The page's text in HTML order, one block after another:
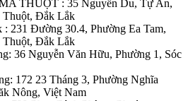
THUỘT : 35 Nguyễn Du, Tự An,
Thuột, Đắk Lắk
231 Đường 30.4, Phường Ea Tam,
Thuột, Đắk Lắk
36 Nguyễn Văn Hữu, Phường 1, Sóc
172 23 Tháng 3, Phường Nghĩa
Nông, Việt Nam